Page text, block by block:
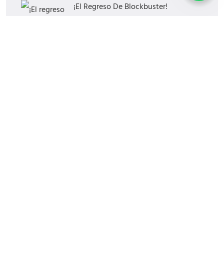
¡El Regreso De Blockbuster!